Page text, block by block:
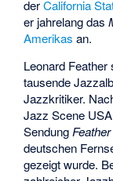
derCalifornia
er jahrelang das
Amerikas an.
Leonard
tausende
Jazzkritiker.
Jazz Scene USA
Sendung
deutschen
gezeigt wurde.